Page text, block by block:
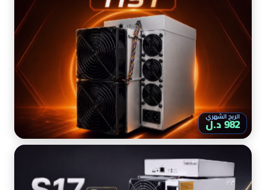
الربح الشهري
982 د.ل